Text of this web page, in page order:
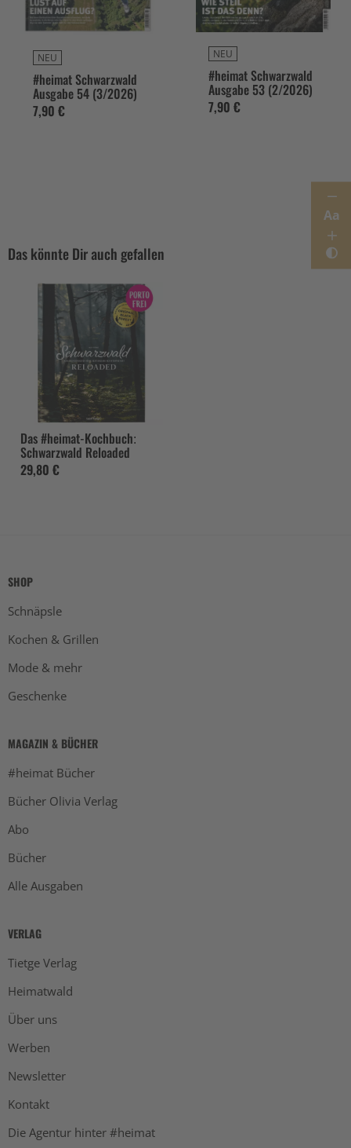
Aa
NEU
#heimat Schwarzwald
Ausgabe 54 (3/2026)
7,90 €
NEU
#heimat Schwarzwald
Ausgabe 53 (2/2026)
7,90 €
Das könnte Dir auch gefallen
Das #heimat-Kochbuch:
Schwarzwald Reloaded
29,80 €
SHOP
Schnäpsle
Kochen & Grillen
Mode & mehr
Geschenke
MAGAZIN & BÜCHER
#heimat Bücher
Bücher Olivia Verlag
Abo
Bücher
Alle Ausgaben
VERLAG
Tietge Verlag
Heimatwald
Über uns
Werben
Newsletter
Kontakt
Die Agentur hinter #heimat